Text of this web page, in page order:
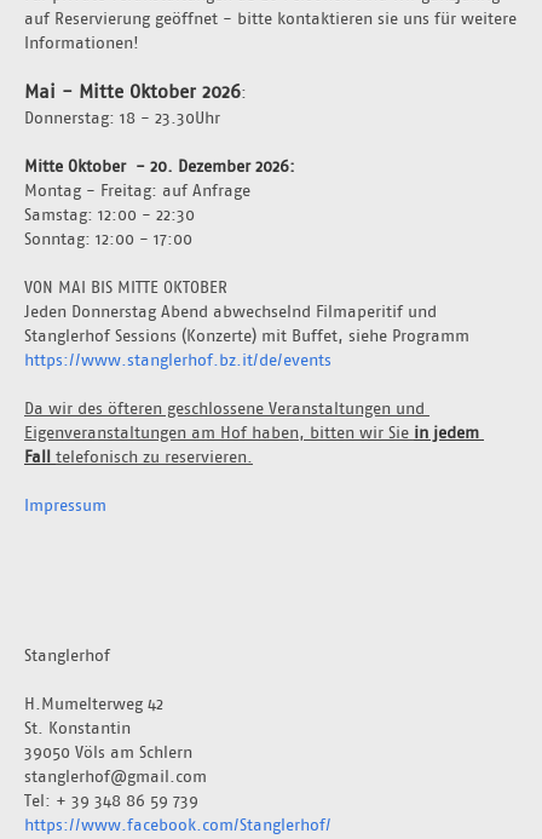
auf Reservierung geöffnet - bitte kontaktieren sie uns für weitere
Informationen!
Mai - Mitte Oktober 2026:
Donnerstag: 18 - 23.30Uhr
Mitte Oktober  - 20. Dezember 2026:
Montag - Freitag: auf Anfrage
Samstag: 12:00 - 22:30
Sonntag: 12:00 - 17:00
VON MAI BIS MITTE OKTOBER
Jeden Donnerstag Abend abwechselnd Filmaperitif und
https://www.stanglerhof.bz.it/de/events
Da wir des öfteren geschlossene Veranstaltungen und
Eigenveranstaltungen am Hof haben, bitten wir Sie in jedem
Fall telefonisch zu reservieren.
Impressum
Stanglerhof
H.Mumelterweg 42
St. Konstantin
39050 Völs am Schlern
stanglerhof@gmail.com
Tel: + 39 348 86 59 739
https://www.facebook.com/Stanglerhof/